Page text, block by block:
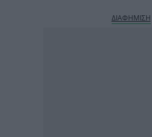
ΔΙΑΦΗΜΙΣΗ